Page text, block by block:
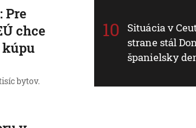
Pre
chce
kúpu
bytov.
Situácia v
strane stál
španielsky